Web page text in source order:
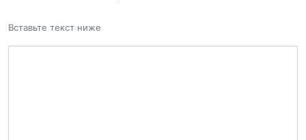
Вставьте текст ниже